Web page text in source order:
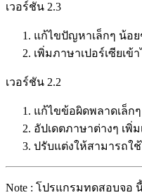
เวอร์ชัน 2.3
แก้ไขปัญหาเล็กๆ น้อ
เพิ่มภาษาเปอร์เซียเข้
เวอร์ชัน 2.2
แก้ไขข้อผิดพลาดเล็ก
อัปเดตภาษาต่างๆ เพิ่
ปรับแต่งให้สามารถใช้
Note : โปรแกรมทดสอบจอ